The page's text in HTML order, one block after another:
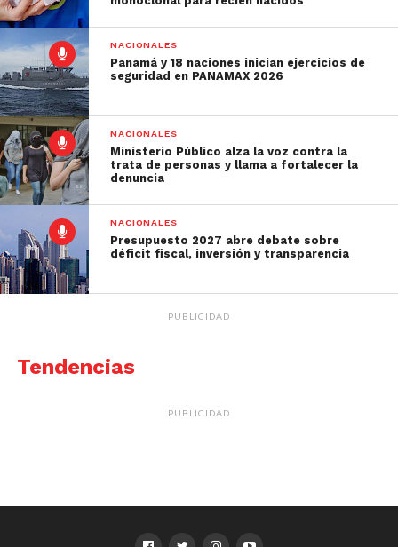
NACIONALES
Panamá y 18 naciones inician ejercicios de
seguridad en PANAMAX 2026
NACIONALES
Ministerio Público alza la voz contra la
trata de personas y llama a fortalecer la
denuncia
NACIONALES
Presupuesto 2027 abre debate sobre
déficit fiscal, inversión y transparencia
PUBLICIDAD
Tendencias
PUBLICIDAD